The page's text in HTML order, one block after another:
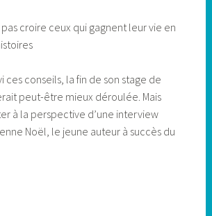
pas croire ceux qui gagnent leur vie en
ces conseils, la fin de son stage de
peut-être mieux déroulée. Mais
à la perspective d’une interview
Noël, le jeune auteur à succès du